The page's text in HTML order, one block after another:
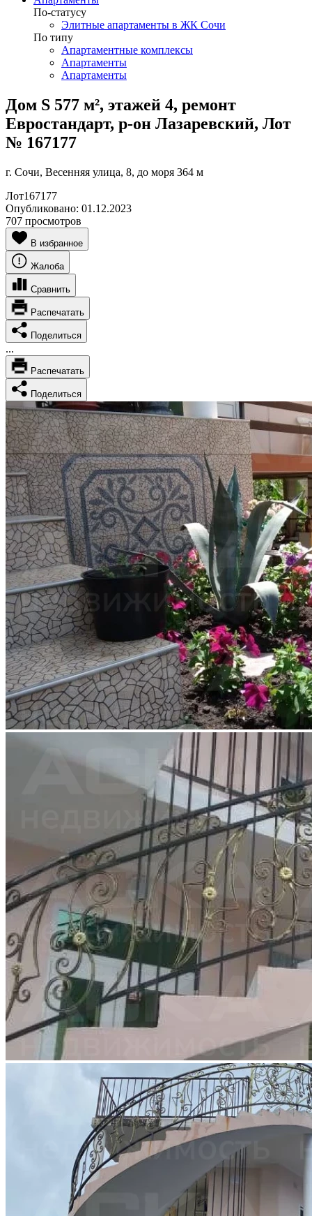
По-статусу
Элитные апартаменты в ЖК Сочи
По типу
Апартаментные комплексы
Апартаменты
Апартаменты
Дом S 577 м², этажей 4, ремонт
Евростандарт, р-он Лазаревский, Лот
№ 167177
г. Сочи, Весенняя улица, 8, до моря 364 м
Лот167177
Опубликовано: 01.12.2023
707 просмотров
В избранное
Жалоба
Сравнить
Распечатать
Поделиться
...
Распечатать
Поделиться